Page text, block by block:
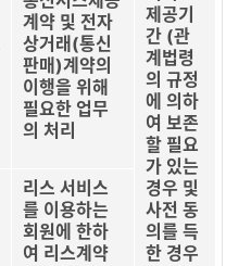
계약 및 전자
상거래(통신
판매)계약의
이행을 위해
필요한 업무
의 처리
제공기
간 (관
계법령
의 규정
에 의하
여 보존
할 필요
가 있는
경우 및
사전 동
의를 득
한 경우
리스 서비스
를 이용하는
회원에 한하
여 리스계약